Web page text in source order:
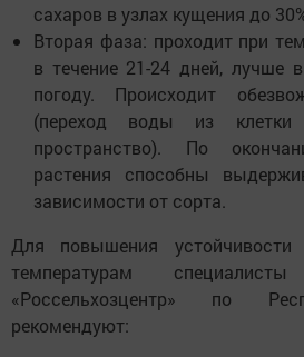
сахаров в узлах кущения до
Вторая фаза: проходит при
в течение 21-24 дней, лучше
погоду. Происходит
(переход воды из клетки
пространство). По
растения способны
зависимости от сорта.
Для повышения
температурам
«Россельхозцентр» по
рекомендуют: